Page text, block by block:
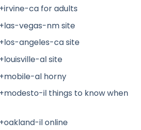
ca for adults
vegas-nm site
angeles-ca site
al site
al horny
il things to know when
il online